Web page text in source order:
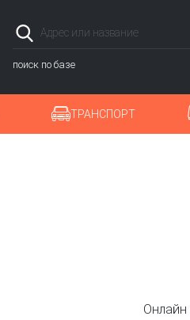
поиск по базе
ТРАНСПОРТ
Онлайн